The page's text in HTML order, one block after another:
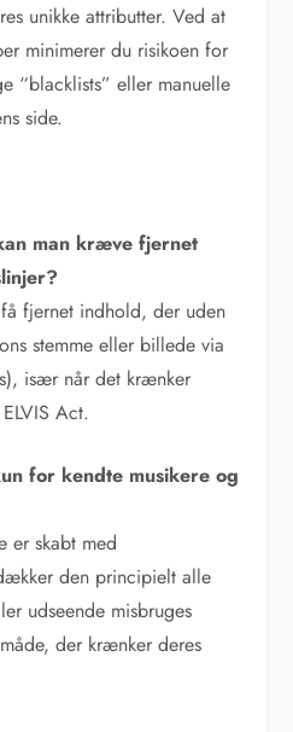
unikke attributter. Ved at
minimerer du risikoen for
“blacklists” eller manuelle
side.
man kræve fjernet
fjernet indhold, der uden
stemme eller billede via
især når det krænker
Act.
for kendte musikere og
er skabt med
den principielt alle
udseende misbruges
der krænker deres